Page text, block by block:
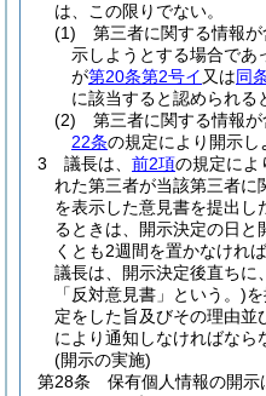
は、この限りでない。
(1)
第三者に関する情報
示しようとする場合であ
が第20条第2号イ 又は同
に該当すると認められる
(2)
第三者に関する情報
22条の規定により開示し
3
議長は、 前2項の規定によ
れた第三者が当該第三者に
を表示した意見書を提出し
るときは、開示決定の日と
くとも2週間を置かなければ
議長は、開示決定後直ちに
「反対意見書」という。)
定をした旨及びその理由並
により通知しなければなら
(開示の実施)
第28条
保有個人情報の開